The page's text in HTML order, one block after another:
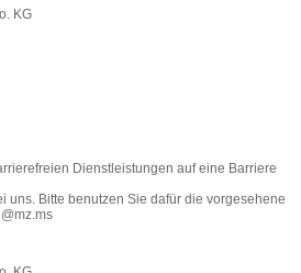
KG
Dienstleistungen auf eine Barriere
uns. Bitte benutzen Sie dafür die vorgesehene